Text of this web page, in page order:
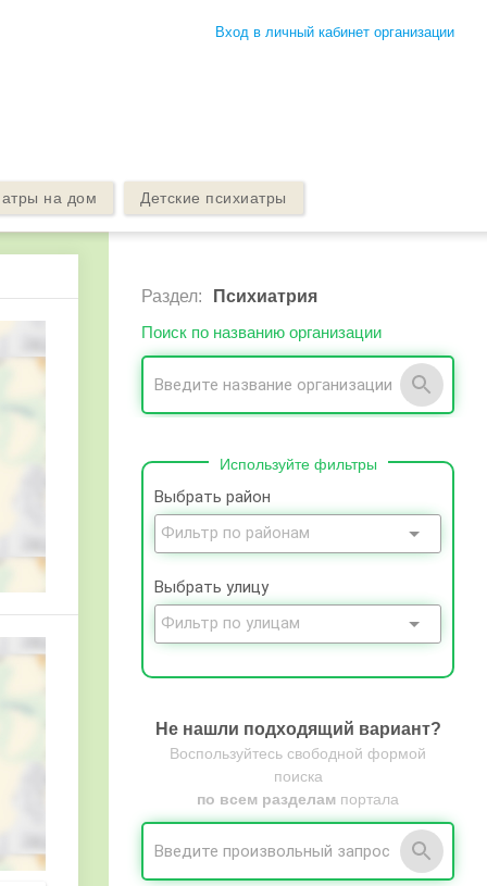
Вход в личный кабинет организации
на дом Детские психиатры
Раздел:
Психиатрия
Поиск по названию организации
Используйте фильтры
Выбрать район
Выбрать улицу
Не нашли подходящий вариант?
Воспользуйтесь свободной формой
поиска
по всем разделам портала